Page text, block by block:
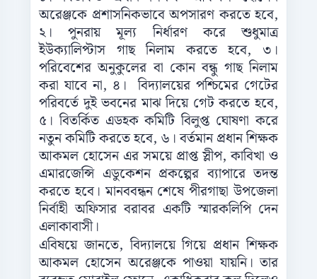
অরেঞ্জকে প্রশাসনিকভাবে অপসারণ করতে হবে,
২। পুনরায় মূল্য নির্ধারণ করে শুধুমাত্র
ইউক্যালিপ্টাস গাছ নিলাম করতে হবে, ৩।
পরিবেশের অনুকুলের বা কোন বন্ধু গাছ নিলাম
করা যাবে না, ৪। বিদ্যালয়ের পশ্চিমের গেটের
পরিবর্তে দুই ভবনের মাঝ দিয়ে গেট করতে হবে,
৫। বিতর্কিত এডহক কমিটি বিলুপ্ত ঘোষণা করে
নতুন কমিটি করতে হবে, ৬। বর্তমান প্রধান শিক্ষক
আকমল হোসেন এর সময়ে প্রাপ্ত স্লীপ, কাবিখা ও
এমারজেন্সি এডুকেশন প্রকল্পের ব্যাপারে তদন্ত
করতে হবে। মানববন্ধন শেষে পীরগাছা উপজেলা
নির্বাহী অফিসার বরাবর একটি স্মারকলিপি দেন
এলাকাবাসী।
এবিষয়ে জানতে, বিদ্যালয়ে গিয়ে প্রধান শিক্ষক
আকমল হোসেন অরেঞ্জকে পাওয়া যায়নি। তার